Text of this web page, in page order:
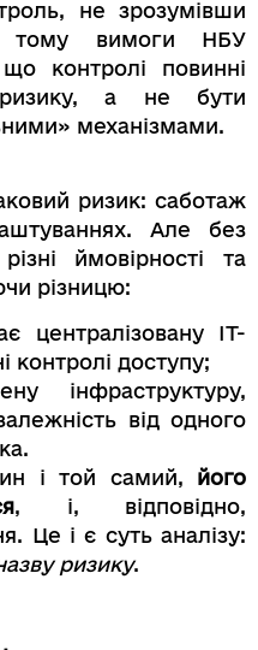
не зрозумівши
тому вимоги НБУ
контролі повинні
а не бути
механізмами.
ризик: саботаж
Але без
ймовірності та
різницю:
централізовану ІТ-
контролі доступу;
інфраструктуру,
від одного
і той самий, його
, і, відповідно,
Це і є суть аналізу:
ризику.